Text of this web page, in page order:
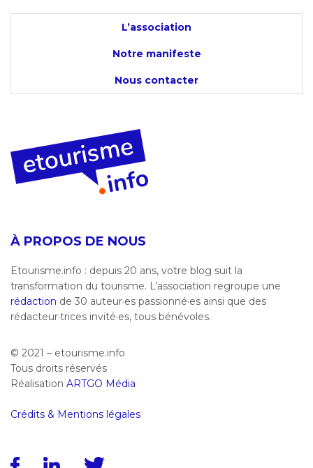
L’association
Notre manifeste
Nous contacter
À PROPOS DE NOUS
Etourisme.info : depuis 20 ans, votre blog suit la
transformation du tourisme. L’association regroupe une
rédaction de 30 auteur·es passionné·es ainsi que des
rédacteur·trices invité·es, tous bénévoles.
© 2021 – etourisme.info
Tous droits réservés
Réalisation ARTGO Média
Crédits & Mentions légales